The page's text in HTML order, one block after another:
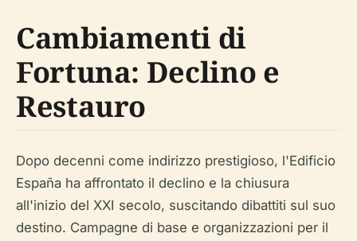
Cambiamenti di
Fortuna: Declino e
Restauro
Dopo decenni come indirizzo prestigioso, l'Edificio
España ha affrontato il declino e la chiusura
all'inizio del XXI secolo, suscitando dibattiti sul suo
destino. Campagne di base e organizzazioni per il